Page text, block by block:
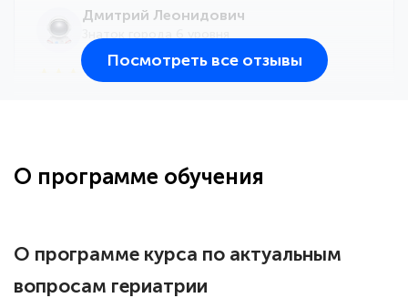
Дмитрий Леонидович
большое количество методических
Посмотреть все отзывы
О программе обучения
О программе курса по актуальным
вопросам гериатрии